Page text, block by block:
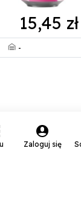
15,45 zł
-
KING
L
Zaloguj się